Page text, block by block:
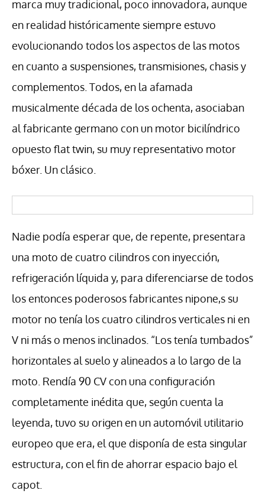
marca muy tradicional, poco innovadora, aunque
en realidad históricamente siempre estuvo
evolucionando todos los aspectos de las motos
en cuanto a suspensiones, transmisiones, chasis y
complementos. Todos, en la afamada
musicalmente década de los ochenta, asociaban
al fabricante germano con un motor bicilíndrico
opuesto flat twin, su muy representativo motor
bóxer. Un clásico.
Nadie podía esperar que, de repente, presentara
una moto de cuatro cilindros con inyección,
refrigeración líquida y, para diferenciarse de todos
los entonces poderosos fabricantes nipone,s su
motor no tenía los cuatro cilindros verticales ni en
V ni más o menos inclinados. “Los tenía tumbados”
horizontales al suelo y alineados a lo largo de la
moto. Rendía 90 CV con una configuración
completamente inédita que, según cuenta la
leyenda, tuvo su origen en un automóvil utilitario
europeo que era, el que disponía de esta singular
estructura, con el fin de ahorrar espacio bajo el
capot.